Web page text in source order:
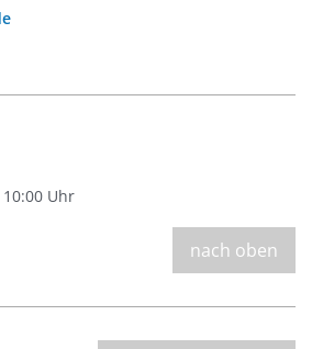
Uhr
nach oben